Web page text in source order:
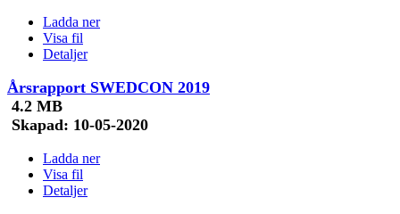
Ladda ner
Visa fil
Detaljer
Årsrapport SWEDCON 2019
4.2 MB
Skapad: 10-05-2020
Ladda ner
Visa fil
Detaljer